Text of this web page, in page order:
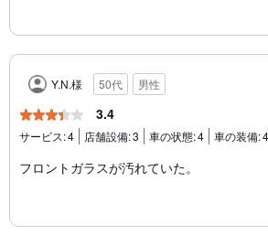
Y.N.様 50代 男性
3.4
サービス:4 店舗設備:3 車の状態:4 車の装備:4
フロントガラスが汚れていた。